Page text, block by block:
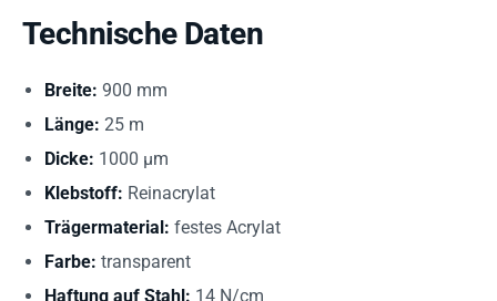
Technische Daten
Breite: 900 mm
Länge: 25 m
Dicke: 1000 µm
Klebstoff: Reinacrylat
Trägermaterial: festes Acrylat
Farbe: transparent
Haftung auf Stahl: 14 N/cm